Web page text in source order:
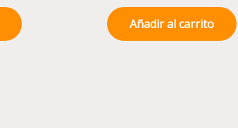
Añadir al carrito